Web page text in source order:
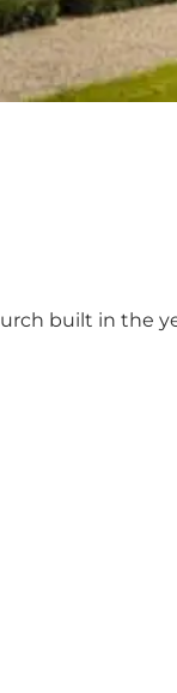
built in the